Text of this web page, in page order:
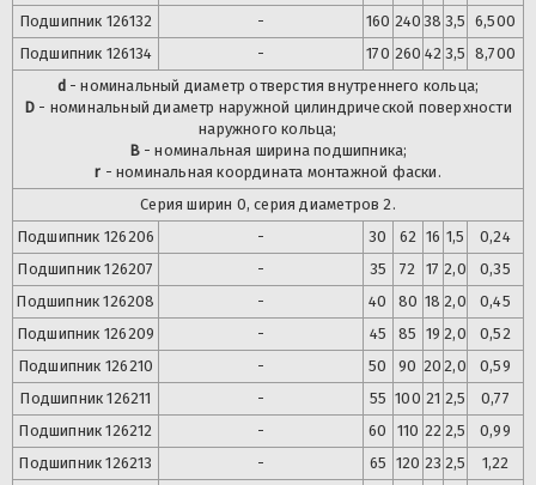
Подшипник 126132 - 160 240 38 3,5 6,500
Подшипник 126134 - 170 260 42 3,5 8,700
d - номинальный диаметр отверстия внутреннего кольца;
D - номинальный диаметр наружной цилиндрической поверхности
наружного кольца;
B- номинальная ширина подшипника;
r - номинальная координата монтажной фаски.
Серия ширин 0, серия диаметров 2.
Подшипник 126206 - 30 62 16 1,5
0,24
Подшипник 126207 - 35 72 17 2,0
0,35
Подшипник 126208 - 40 80 18 2,0
0,45
Подшипник 126209 - 45 85 19 2,0
0,52
Подшипник 126210 - 50 90 20 2,0
0,59
Подшипник 126211 - 55 100 21 2,5
0,77
Подшипник 126212 - 60 110 22 2,5
0,99
Подшипник 126213 - 65 120 23 2,5
1,22